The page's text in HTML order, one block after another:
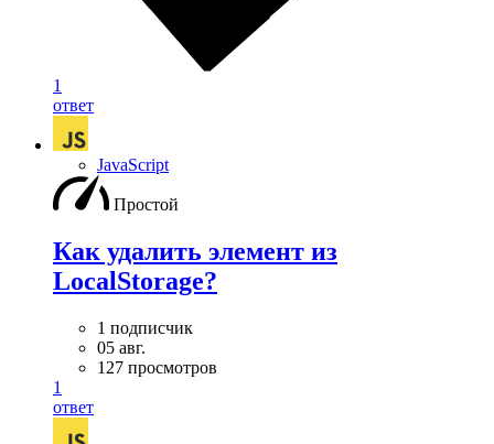
1
ответ
JavaScript
Простой
Как удалить элемент из
LocalStorage?
1 подписчик
05 авг.
127 просмотров
1
ответ